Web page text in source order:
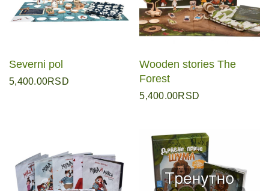
Severni pol
5,400.00RSD
Wooden stories The
Forest
5,400.00RSD